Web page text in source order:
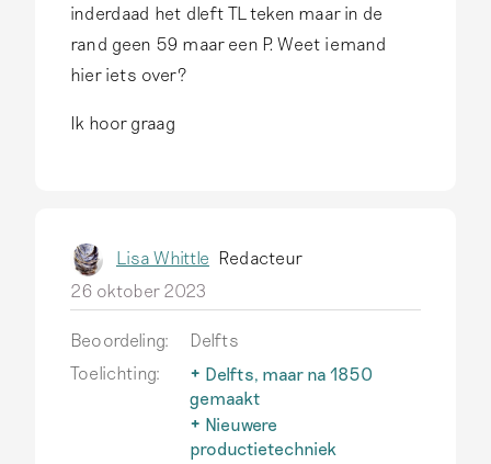
inderdaad het dleft TL teken maar in de
rand geen 59 maar een P. Weet iemand
hier iets over?
Ik hoor graag
Lisa Whittle Redacteur
26 oktober 2023
Beoordeling:
Delfts
Toelichting:
Delfts, maar na 1850
gemaakt
Na 1850 verandert de
productietechniek voor
Nieuwere
productietechniek